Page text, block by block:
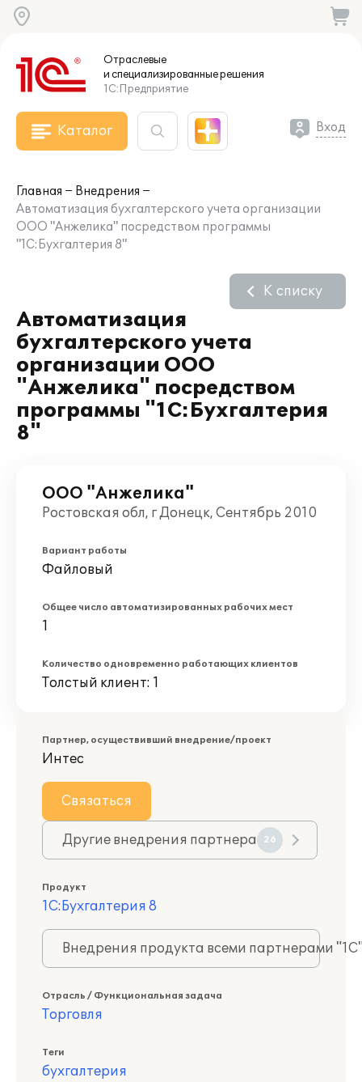
Отраслевые
и специализированныерешения
1С:Предприятие
Каталог Вход
Главная
Внедрения
Автоматизация бухгалтерского учета организации
ООО "Анжелика" посредством программы
"1С:Бухгалтерия 8"
Автоматизация
бухгалтерского учета
организации ООО
"Анжелика" посредством
программы "1С:Бухгалтерия
8"
К списку
ООО "Анжелика"
Ростовская обл, г Донецк, Сентябрь 2010
Вариант работы
Файловый
Общее число автоматизированных рабочих мест
1
Количество одновременно работающих клиентов
Толстый клиент: 1
Партнер, осуществивший внедрение/проект
Интес
Связаться
Другие внедрения партнера 26
Продукт
1С:Бухгалтерия 8
Внедрения продукта всеми партнерами
Отрасль / Функциональная задача
Торговля
Теги
бухгалтерия